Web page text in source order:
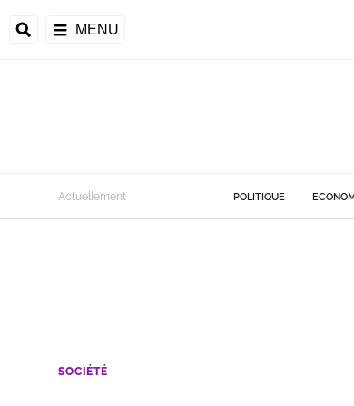
MENU
Actuellement POLITIQUE
SOCIÉTÉ